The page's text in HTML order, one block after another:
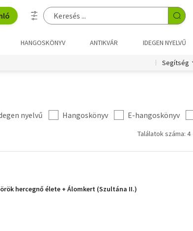
HANGOSKÖNYV ANTIKVÁR IDEGEN NYELVŰ
Segítség
nyelvű Hangoskönyv E-hangoskönyv
Találatok száma: 4
hercegnő élete + Álomkert (Szultána II.)